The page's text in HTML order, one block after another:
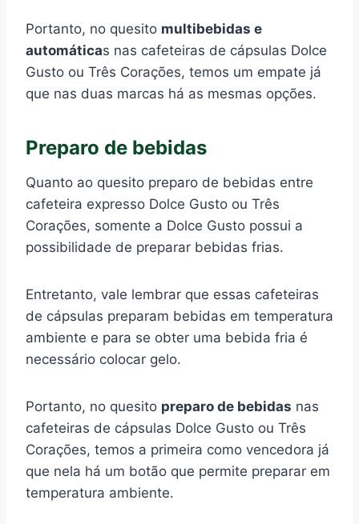
Portanto, no quesito multibebidas e
automáticas nas cafeteiras de cápsulas Dolce
Gusto ou Três Corações, temos um empate já
que nas duas marcas há as mesmas opções.
Preparo de bebidas
Quanto ao quesito preparo de bebidas entre
cafeteira expresso Dolce Gusto ou Três
Corações, somente a Dolce Gusto possui a
possibilidade de preparar bebidas frias.
Entretanto, vale lembrar que essas cafeteiras
de cápsulas preparam bebidas em temperatura
ambiente e para se obter uma bebida fria é
necessário colocar gelo.
Portanto, no quesito preparo de bebidas nas
cafeteiras de cápsulas Dolce Gusto ou Três
Corações, temos a primeira como vencedora já
que nela há um botão que permite preparar em
temperatura ambiente.